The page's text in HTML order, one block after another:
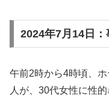
2024年7月14日
午前2時から4時頃、
人が、30代女性に性